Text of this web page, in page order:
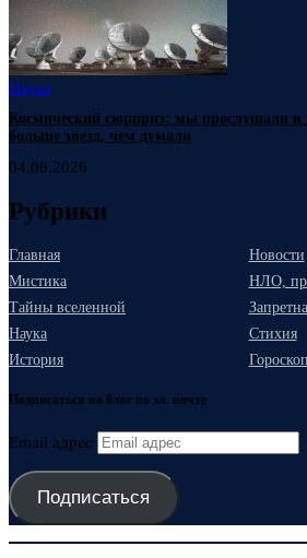
Наука
Космический сюрприз: мы прослушали в
больше звезд, чем думали
04.08.2026
Рубрики
Главная
Новости
Мистика
НЛО,
Тайны вселенной
Наука
Стихия
История
Подписаться на блог по эл. почте
Email адрес
Подписаться